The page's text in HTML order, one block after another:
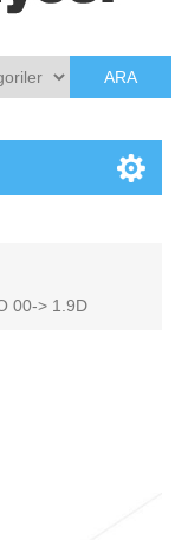
ARA
00-> 1.9D